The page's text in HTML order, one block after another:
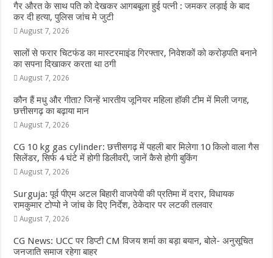
गैर औरत के साथ पति को देखकर आगबबूला हुई पत्नी : जमकर लड़ाई के बाद
कर दी हत्या, पुलिस जांच मे जुटी
August 7, 2026
सालों से फरार चिटफंड का मास्टरमाइंड गिरफ्तार, निवेशकों को करोड़पति बनाने
का सपना दिखाकर करता था ठगी
August 7, 2026
कौन हैं मधु और गीता? जिन्हें भारतीय जूनियर महिला हॉकी टीम में मिली जगह,
छत्तीसगढ़ का बढ़ाया मान
August 7, 2026
CG 10 kg gas cylinder: छत्तीसगढ़ में पहली बार मिलेगा 10 किलो वाला गैस
सिलेंडर, सिर्फ 4 घंटे में होगी डिलीवरी, जानें कैसे होगी बुकिंग
August 7, 2026
Surguja: पूर्व पीएम अटल बिहारी वाजपेयी की प्रतिमा में दरार, विधायक
रामकुमार टोप्पो ने जांच के दिए निर्देश, ठेकेदार पर लटकी तलवार
August 7, 2026
CG News: UCC पर डिप्टी CM विजय शर्मा का बड़ा बयान, बोले- अनुसूचित
जनजाति समाज रहेगा बाहर